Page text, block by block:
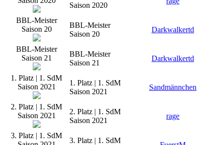
Saison 2020
BBL-Meister
Saison 20
BBL-Meister
Saison 20
Darkwalkertd
BBL-Meister
Saison 21
BBL-Meister
Saison 21
Darkwalkertd
1. Platz | 1. SdM
Saison 2021
1. Platz | 1. SdM
Saison 2021
Sandmännchen
2. Platz | 1. SdM
Saison 2021
2. Platz | 1. SdM
Saison 2021
rage
3. Platz | 1. SdM
3. Platz | 1. SdM